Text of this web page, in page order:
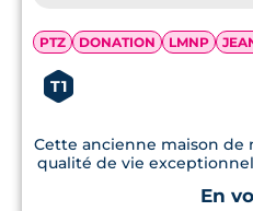
PTZ DONATION LMNP
T1
Cette ancienne maison de
qualité de vie
haut de gamme, son
ses espaces